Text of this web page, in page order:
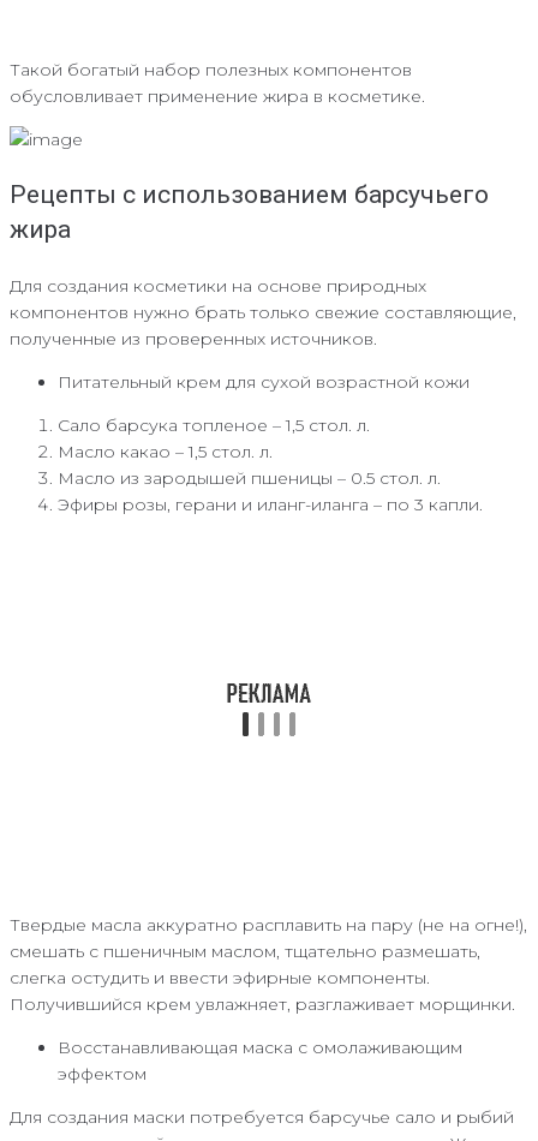
Такой богатый набор полезных компонентов
обусловливает применение жира в косметике.
Рецепты с использованием барсучьего
жира
Для создания косметики на основе природных
компонентов нужно брать только свежие составляющие,
полученные из проверенных источников.
Питательный крем для сухой возрастной кожи
Сало барсука топленое – 1,5 стол. л.
Масло какао – 1,5 стол. л.
Масло из зародышей пшеницы – 0.5 стол. л.
Эфиры розы, герани и иланг-иланга – по 3 капли.
Твердые масла аккуратно расплавить на пару (не на огне!),
смешать с пшеничным маслом, тщательно размешать,
слегка остудить и ввести эфирные компоненты.
Получившийся крем увлажняет, разглаживает морщинки.
Восстанавливающая маска с омолаживающим
эффектом
Для создания маски потребуется барсучье сало и рыбий